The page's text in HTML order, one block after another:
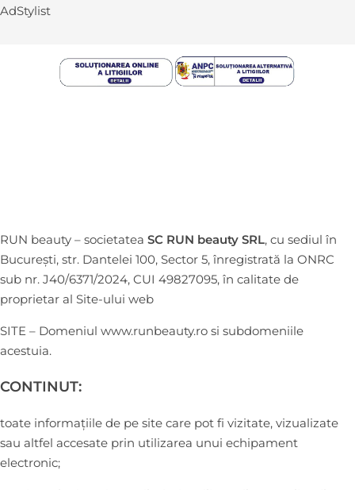
AdStylist
RUN beauty – societatea SC RUN beauty SRL, cu sediul în
București, str. Dantelei 100, Sector 5, înregistrată la ONRC
sub nr. J40/6371/2024, CUI 49827095, în calitate de
proprietar al Site-ului web
SITE – Domeniul www.runbeauty.ro si subdomeniile
acestuia.
CONTINUT:
toate informațiile de pe site care pot fi vizitate, vizualizate
sau altfel accesate prin utilizarea unui echipament
electronic;